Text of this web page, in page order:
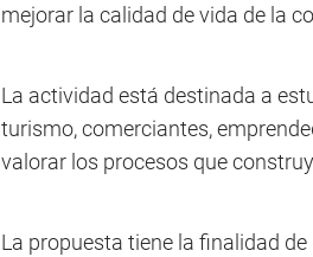
mejorar la calidad de vida de la
La actividad está destinada a
turismo, comerciantes,
valorar los procesos que
La propuesta tiene la finalidad